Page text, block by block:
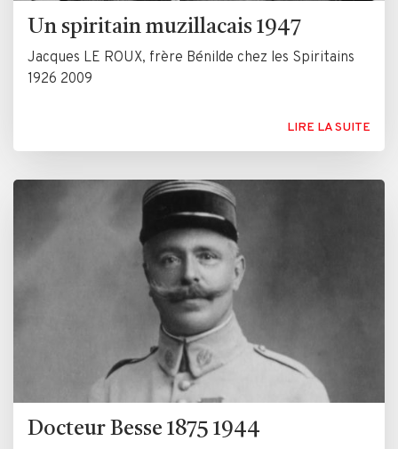
Un spiritain muzillacais 1947
Jacques LE ROUX, frère Bénilde chez les Spiritains
1926 2009
LIRE LA SUITE
Docteur Besse 1875 1944